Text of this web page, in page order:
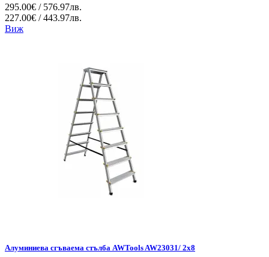
295.00€ / 576.97лв.
227.00€ / 443.97лв.
Виж
Алуминиева сгъваема стълба AWTools AW23031/ 2x8